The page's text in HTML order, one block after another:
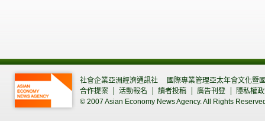
社會企業亞洲經濟通訊社
國際專業管理亞太年會文化暨
合作提案
活動報名 讀者投稿 廣告刊登
隱私權
© 2007 Asian Economy News Agency. All Rights